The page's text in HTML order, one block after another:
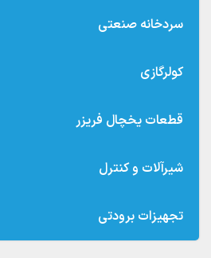
سردخانه صنعتی
کولرگازی
قطعات یخچال فریزر
شیرآلات و کنترل
تجهیزات برودتی